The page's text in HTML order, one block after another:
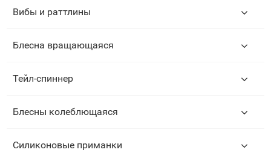
Вибы и раттлины
Блесна вращающаяся
Тейл-спиннер
Блесны колеблющаяся
Силиконовые приманки